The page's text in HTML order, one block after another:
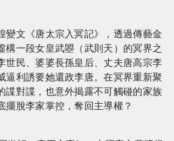
變文《唐太宗入冥記》，透過傳藝金
構一段女皇武曌（武則天）的冥界之
世民、婆婆長孫皇后、丈夫唐高宗李
逼利誘要她還政李唐。在冥界重新聚
諜對諜，也意外揭露不可觸碰的家族
擺脫李家掌控，奪回主導權？